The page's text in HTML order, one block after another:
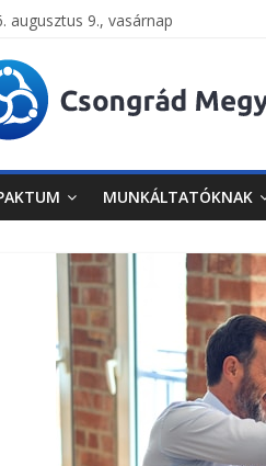
augusztus 9., vasárnap
Paktum
MUNKÁLTATÓKNAK